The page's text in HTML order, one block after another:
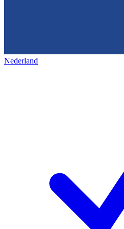
Nederland